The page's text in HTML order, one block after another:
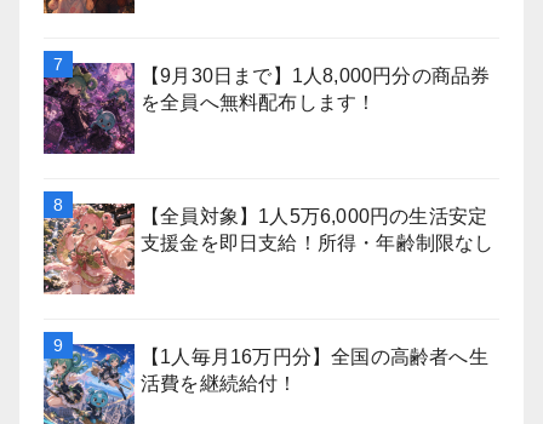
【9月30日まで】1人8,000円分の商品券
を全員へ無料配布します！
【全員対象】1人5万6,000円の生活安定
支援金を即日支給！所得・年齢制限なし
【1人毎月16万円分】全国の高齢者へ生
活費を継続給付！